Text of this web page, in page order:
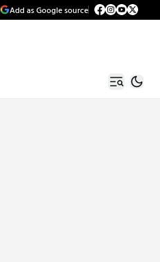
Add as Google source